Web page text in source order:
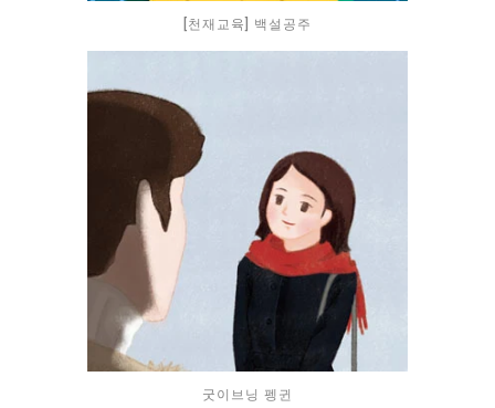
[천재교육] 백설공주
굿이브닝 펭귄